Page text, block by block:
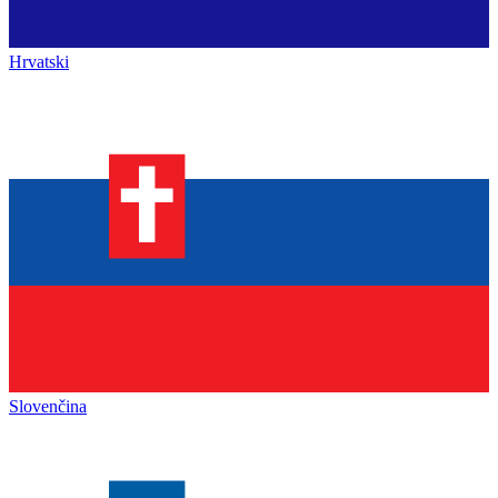
Hrvatski
Slovenčina